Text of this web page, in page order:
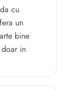
cu
un
bine
in